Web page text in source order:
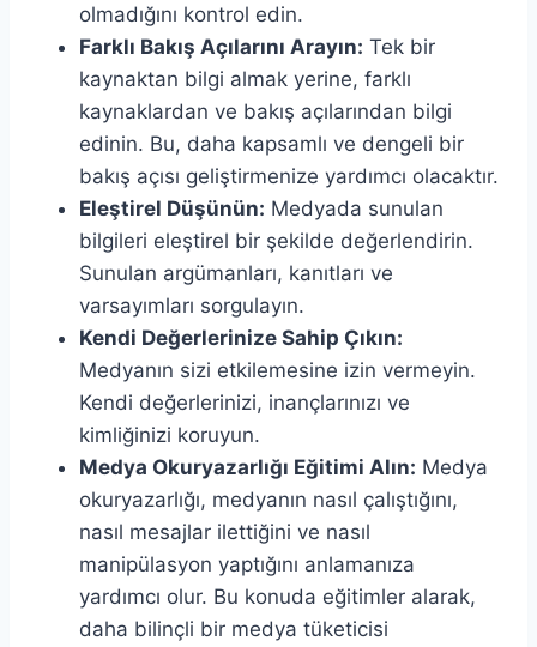
olmadığını kontrol edin.
Farklı Bakış Açılarını Arayın: Tek bir
kaynaktan bilgi almak yerine, farklı
kaynaklardan ve bakış açılarından bilgi
edinin. Bu, daha kapsamlı ve dengeli bir
bakış açısı geliştirmenize yardımcı olacaktır.
Eleştirel Düşünün: Medyada sunulan
bilgileri eleştirel bir şekilde değerlendirin.
Sunulan argümanları, kanıtları ve
varsayımları sorgulayın.
Kendi Değerlerinize Sahip Çıkın:
Medyanın sizi etkilemesine izin vermeyin.
Kendi değerlerinizi, inançlarınızı ve
kimliğinizi koruyun.
Medya Okuryazarlığı Eğitimi Alın: Medya
okuryazarlığı, medyanın nasıl çalıştığını,
nasıl mesajlar ilettiğini ve nasıl
manipülasyon yaptığını anlamanıza
yardımcı olur. Bu konuda eğitimler alarak,
daha bilinçli bir medya tüketicisi